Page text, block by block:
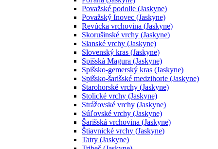
Považské podolie (Jaskyne)
Považský Inovec (Jaskyne)
Revúcka vrchovina (Jaskyne)
Skorušinské vrchy (Jaskyne)
Slanské vrchy (Jaskyne)
Slovenský kras (Jaskyne)
Spišská Magura (Jaskyne)
Spišsko-gemerský kras (Jaskyne)
Spišsko-šarišské medzihorie (Jaskyne)
Starohorské vrchy (Jaskyne)
Stolické vrchy (Jaskyne)
Strážovské vrchy (Jaskyne)
Súľovské vrchy (Jaskyne)
Šarišská vrchovina (Jaskyne)
Štiavnické vrchy (Jaskyne)
Tatry (Jaskyne)